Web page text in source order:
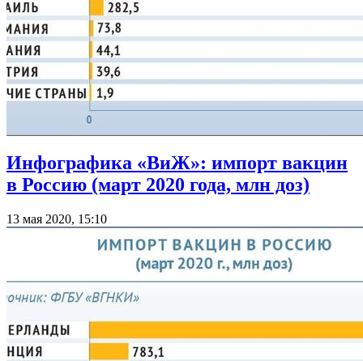
Инфографика «ВиЖ»: импорт вакцин
в Россию (март 2020 года, млн доз)
13 мая 2020, 15:10